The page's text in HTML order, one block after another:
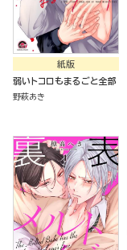
紙版
弱いトコロもまるごと全部
野萩あき